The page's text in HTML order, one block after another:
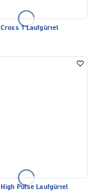
Cross 1 Laufgürtel
High Pulse Laufgürtel